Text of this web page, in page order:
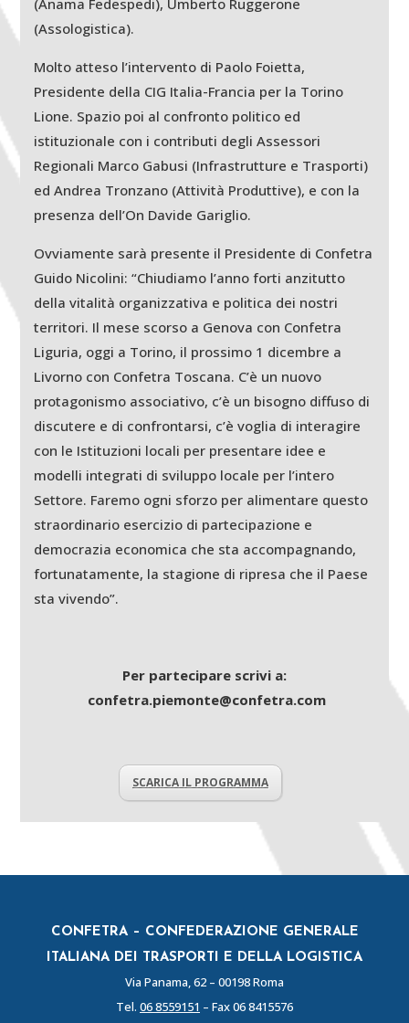
(Assologistica).
Molto atteso l’intervento di Paolo Foietta,
Presidente della CIG Italia-Francia per la Torino
Lione. Spazio poi al confronto politico ed
istituzionale con i contributi degli Assessori
Regionali Marco Gabusi (Infrastrutture e Trasporti)
ed Andrea Tronzano (Attività Produttive), e con la
presenza dell’On Davide Gariglio.
Ovviamente sarà presente il Presidente di Confetra
Guido Nicolini: “Chiudiamo l’anno forti anzitutto
della vitalità organizzativa e politica dei nostri
territori. Il mese scorso a Genova con Confetra
Liguria, oggi a Torino, il prossimo 1 dicembre a
Livorno con Confetra Toscana. C’è un nuovo
protagonismo associativo, c’è un bisogno diffuso di
discutere e di confrontarsi, c’è voglia di interagire
con le Istituzioni locali per presentare idee e
modelli integrati di sviluppo locale per l’intero
Settore. Faremo ogni sforzo per alimentare questo
straordinario esercizio di partecipazione e
democrazia economica che sta accompagnando,
fortunatamente, la stagione di ripresa che il Paese
sta vivendo”.
Per partecipare scrivi a:
confetra.piemonte@confetra.com
SCARICA IL PROGRAMMA
CONFETRA – CONFEDERAZIONE GENERALE
ITALIANA DEI TRASPORTI E DELLA LOGISTICA
Via Panama, 62 – 00198 Roma
Tel. 06 8559151 – Fax 06 8415576